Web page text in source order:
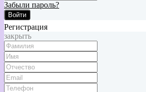
Забыли пароль?
Войти
Регистрация
закрыть